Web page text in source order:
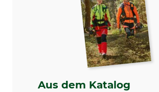
Modellbezeichnung
Herstellung
Made in
Aus dem Katalog